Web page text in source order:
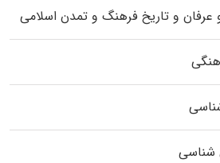
عرفان و تاریخ فرهنگ و تمدن اسلامی
شناسی